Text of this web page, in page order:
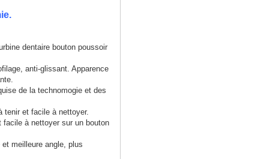
dentaire bouton poussoir
anti-glissant. Apparence
de la technomogie et des
et facile à nettoyer.
à nettoyer sur un bouton
meilleure angle, plus